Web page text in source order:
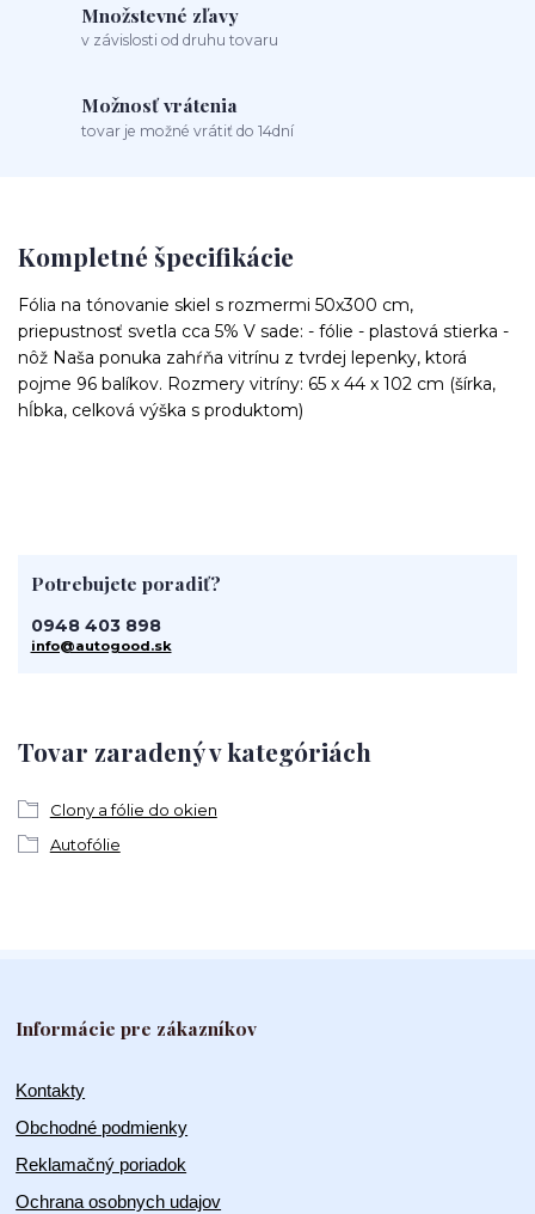
Množstevné zľavy
v závislosti od druhu tovaru
Možnosť vrátenia
tovar je možné vrátiť do 14dní
Kompletné špecifikácie
Fólia na tónovanie skiel s rozmermi 50x300 cm,
priepustnosť svetla cca 5% V sade: - fólie - plastová stierka -
nôž Naša ponuka zahŕňa vitrínu z tvrdej lepenky, ktorá
pojme 96 balíkov. Rozmery vitríny: 65 x 44 x 102 cm (šírka,
hĺbka, celková výška s produktom)
Tovar zaradený v kategóriách
Clony a fólie do okien
Autofólie
Potrebujete poradiť?
0948 403 898
info@autogood.sk
Informácie pre zákazníkov
Kontakty
Obchodné podmienky
Reklamačný poriadok
Ochrana osobnych udajov